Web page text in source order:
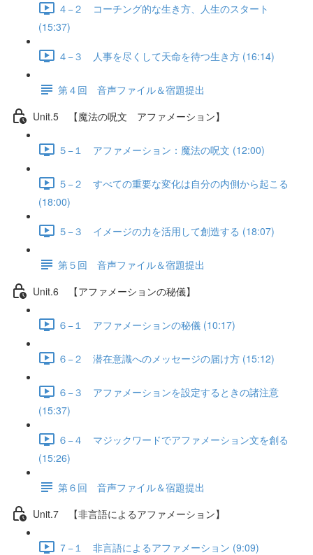
４−２ コーチング的な生き方、人生のスタート
(15:37)
４−３ 人事を尽くして天命を待つ生き方 (16:14)
第４回 音声ファイル＆宿題提出
Unit.5 【魔法の呪文 アファメーション】
５−１ アファメーション：魔法の呪文 (12:00)
５−２ すべての重要な変化は自分の内側から起こる
(18:00)
５−３ イメージの力を活用して創造する (18:07)
第５回 音声ファイル＆宿題提出
Unit.6 【アファメーションの秘儀】
６−１ アファメーションの秘儀 (10:17)
６−２ 潜在意識へのメッセージの届け方 (15:12)
６−３ アファメーションを設定するときの諸注意
(15:37)
６−４ マジックワードでアファメーション文を創る
(15:26)
第６回 音声ファイル＆宿題提出
Unit.7 【非言語によるアファメーション】
７−１ 非言語によるアファメーション (9:09)